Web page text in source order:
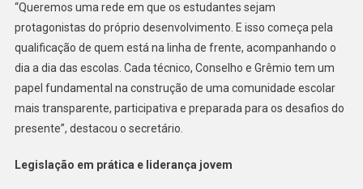
“Queremos uma rede em que os estudantes sejam
protagonistas do próprio desenvolvimento. E isso começa pela
qualificação de quem está na linha de frente, acompanhando o
dia a dia das escolas. Cada técnico, Conselho e Grêmio tem um
papel fundamental na construção de uma comunidade escolar
mais transparente, participativa e preparada para os desafios do
presente”, destacou o secretário.
Legislação em prática e liderança jovem